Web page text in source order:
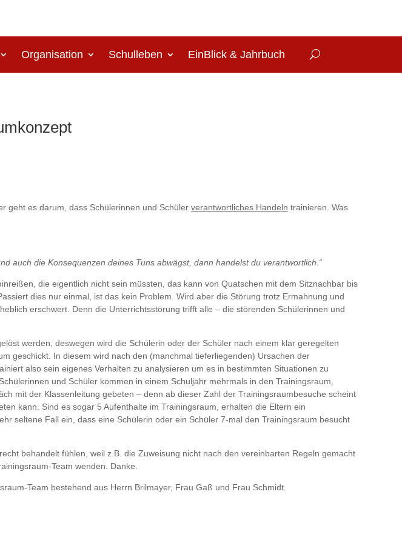
Organisation Schulleben EinBlick & Jahrbuch
geht es darum, dass Schülerinnen und Schüler verantwortliches Handeln trainieren. Was
auch die Konsequenzen deines Tuns abwägst, dann handelst du verantwortlich.“
die eigentlich nicht sein müssten, das kann von Quatschen mit dem Sitznachbar bis
dies nur einmal, ist das kein Problem. Wird aber die Störung trotz Ermahnung und
erschwert. Denn die Unterrichtsstörung trifft alle – die störenden Schülerinnen und
werden, deswegen wird die Schülerin oder der Schüler nach einem klar geregelten
geschickt. In diesem wird nach den (manchmal tieferliegenden) Ursachen der
also sein eigenes Verhalten zu analysieren um es in bestimmten Situationen zu
und Schüler kommen in einem Schuljahr mehrmals in den Trainingsraum,
mit der Klassenleitung gebeten – denn ab dieser Zahl der Trainingsraumbesuche scheint
kann. Sind es sogar 5 Aufenthalte im Trainingsraum, erhalten die Eltern ein
seltene Fall ein, dass eine Schülerin oder ein Schüler 7-mal den Trainingsraum besucht
behandelt fühlen, weil z.B. die Zuweisung nicht nach den vereinbarten Regeln gemacht
Team wenden. Danke.
Team bestehend aus Herrn Brilmayer, Frau Gaß und Frau Schmidt.